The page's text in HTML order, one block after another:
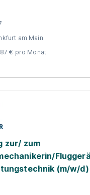
am Main
€ pro Monat
zur/ zum
(m/w/d)